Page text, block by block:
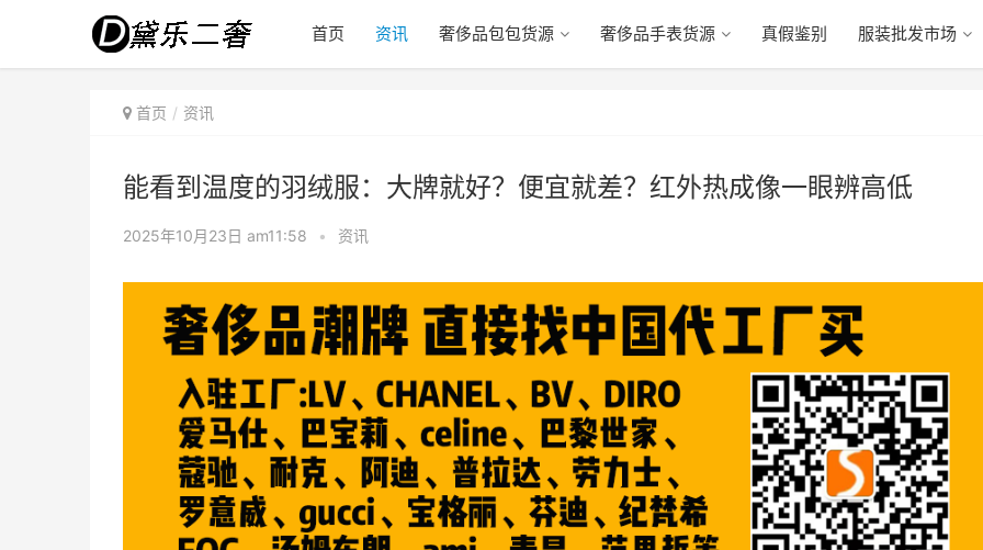
首页 资讯 奢侈品包包货源 奢侈品手表货源 真假鉴别 服装批发市场
首页 资讯
能看到温度的羽绒服：大牌就好？便宜就差？红外热成像一眼辨高低
2025年10月23日 am11:58 • 资讯